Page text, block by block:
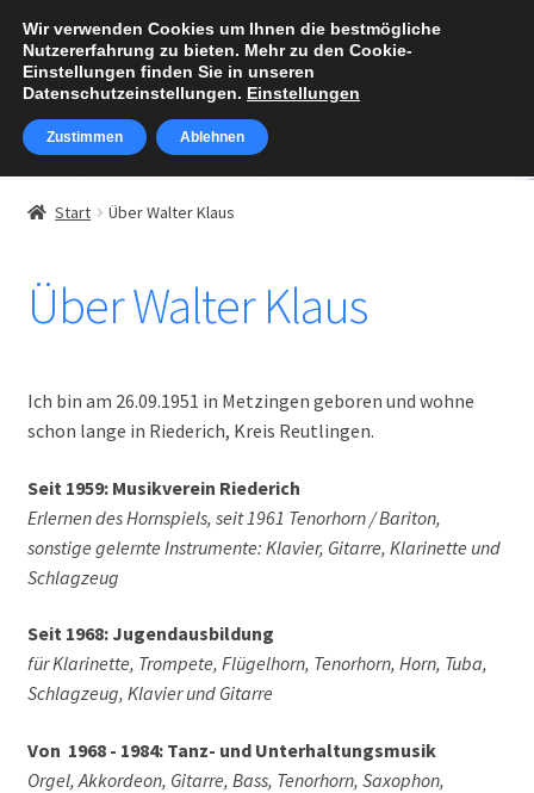
Zur
Navigation
springen
Zum
Inhalt
springen
Über Walter Klaus
Warenkorb
Mein Konto
„Alphornzauber“
Start Über Walter Klaus
Über Walter Klaus
Ich bin am 26.09.1951 in Metzingen geboren und wohne
schon lange in Riederich, Kreis Reutlingen.
Seit 1959: Musikverein Riederich
Erlernen des Hornspiels, seit 1961 Tenorhorn / Bariton,
sonstige gelernte Instrumente: Klavier, Gitarre, Klarinette und
Schlagzeug
Seit 1968: Jugendausbildung
fürKlarinette, Trompete, Flügelhorn, Tenorhorn, Horn, Tuba,
Schlagzeug, Klavier und Gitarre
Von 1968 - 1984: Tanz- und Unterhaltungsmusik
Orgel, Akkordeon, Gitarre, Bass, Tenorhorn, Saxophon,
Wir verwenden Cookies um Ihnen die bestmögliche
Nutzererfahrung zu bieten. Mehr zu den Cookie-
Einstellungen finden Sie in unseren
Datenschutzeinstellungen. Einstellungen
Zustimmen Ablehnen